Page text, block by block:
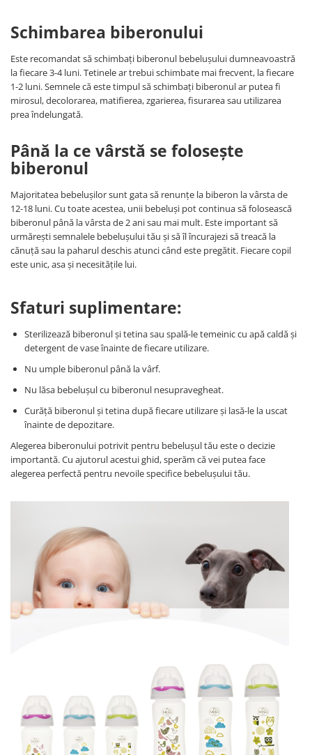
Schimbarea biberonului
Este recomandat să schimbați biberonul bebelușului dumneavoastră
la fiecare 3-4 luni. Tetinele ar trebui schimbate mai frecvent, la fiecare
1-2 luni. Semnele că este timpul să schimbați biberonul ar putea fi
mirosul, decolorarea, matifierea, zgarierea, fisurarea sau utilizarea
prea îndelungată.
Până la ce vârstă se folosește
biberonul
Majoritatea bebelușilor sunt gata să renunțe la biberon la vârsta de
12-18 luni. Cu toate acestea, unii bebeluși pot continua să folosească
biberonul până la vârsta de 2 ani sau mai mult. Este important să
urmărești semnalele bebelușului tău și să îl încurajezi să treacă la
cănuță sau la paharul deschis atunci când este pregătit. Fiecare copil
este unic, asa și necesitățile lui.
Sfaturi suplimentare:
Sterilizează biberonul și tetina sau spală-le temeinic cu apă caldă și
detergent de vase înainte de fiecare utilizare.
Nu umple biberonul până la vârf.
Nu lăsa bebelușul cu biberonul nesupravegheat.
Curăță biberonul și tetina după fiecare utilizare și lasă-le la uscat
înainte de depozitare.
Alegerea biberonului potrivit pentru bebelușul tău este o decizie
importantă. Cu ajutorul acestui ghid, sperăm că vei putea face
alegerea perfectă pentru nevoile specifice bebelușului tău.